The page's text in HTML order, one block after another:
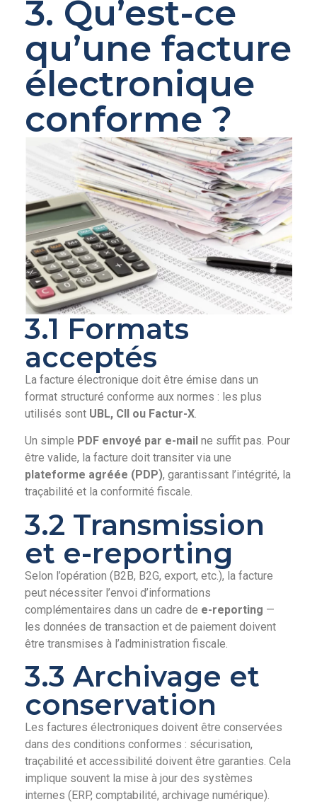
3. Qu’est-ce
qu’une facture
électronique
conforme ?
3.1 Formats
acceptés
La facture électronique doit être émise dans un
format structuré conforme aux normes : les plus
utilisés sont UBL, CII ou Factur-X
Un simple PDF envoyé par e-mail ne suffit pas. Pour
être valide, la facture doit transiter via une
plateforme agréée (PDP), garantissant l’intégrité, la
traçabilité et la conformité fiscale.
3.2 Transmission
et e-reporting
Selon l’opération (B2B, B2G, export, etc.), la facture
peut nécessiter l’envoi d’informations
complémentaires dans un cadre de e-reporting —
les données de transaction et de paiement doivent
être transmises à l’administration fiscale.
3.3 Archivage et
conservation
Les factures électroniques doivent être conservées
dans des conditions conformes : sécurisation,
traçabilité et accessibilité doivent être garanties. Cela
implique souvent la mise à jour des systèmes
internes (ERP, comptabilité, archivage numérique).